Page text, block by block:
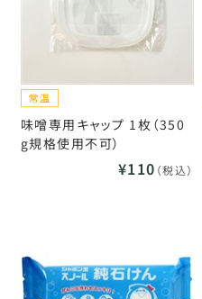
味噌専用キャップ 1枚（350
g規格使用不可）
¥110 （税込）